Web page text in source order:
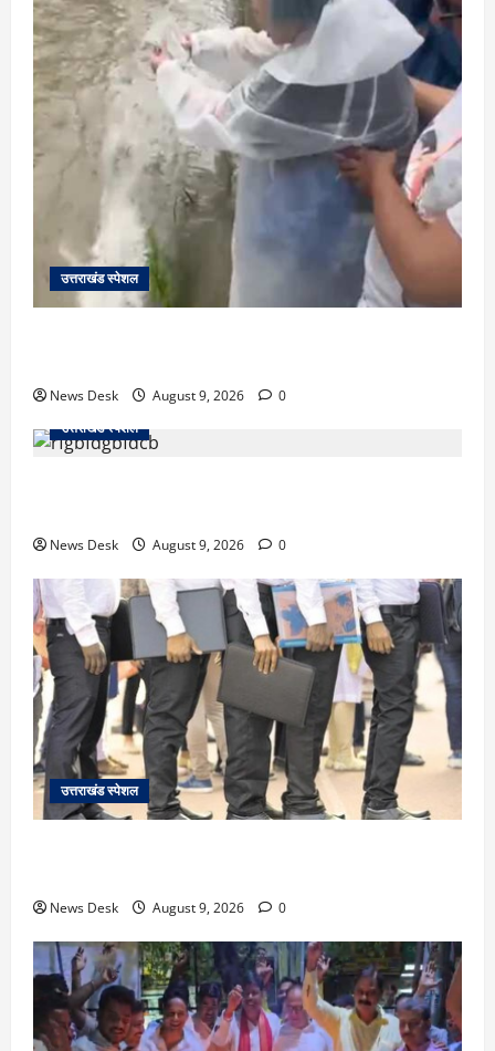
उत्तराखंड स्पेशल
News Desk August 9, 2026
0
उत्तराखंड स्पेशल
News Desk August 9, 2026 0
उत्तराखंड स्पेशल
News Desk August 9, 2026 0